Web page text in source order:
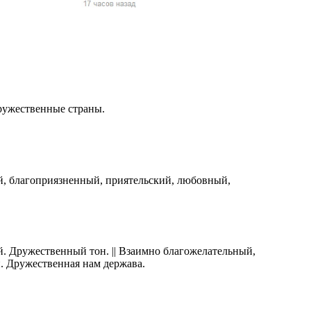
женщин и
страны),
страны.
благоприязненный, приятельский, любовный,
тон. || Взаимно благожелательный,
нам держава.